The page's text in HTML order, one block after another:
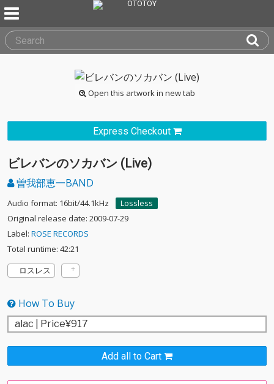
Open this artwork in new tab
Express Checkout
ビレバンのソカバン (Live)
曽我部恵一BAND
Audio format: 16bit/44.1kHz
Lossless
Original release date: 2009-07-29
Label: ROSE RECORDS
Total runtime: 42:21
ロスレス
How To Buy
Add all to Cart